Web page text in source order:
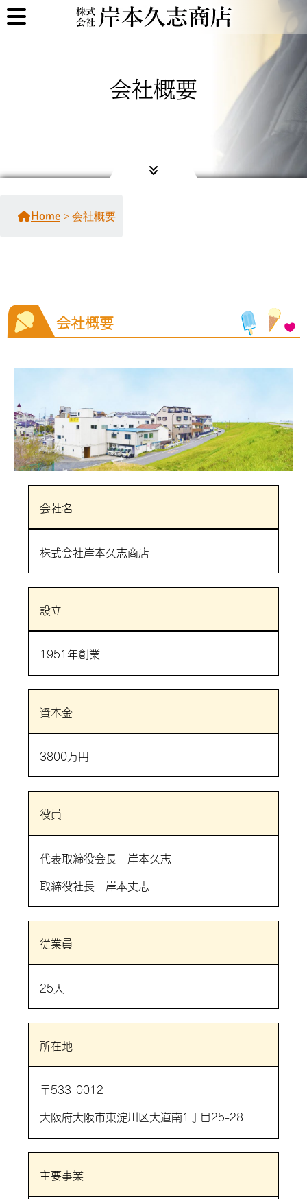
会社概要
Home > 会社概要
会社概要
会社名
株式会社岸本久志商店
設立
1951年創業
資本金
3800万円
役員
代表取締役会長 岸本久志
取締役社長 岸本丈志
従業員
25人
所在地
〒533-0012
大阪府大阪市東淀川区大道南1丁目25-28
主要事業